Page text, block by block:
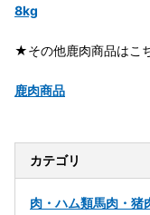
8kg
★その他鹿肉商品はこ
鹿肉商品
カテゴリ
肉・ハム類馬肉・猪